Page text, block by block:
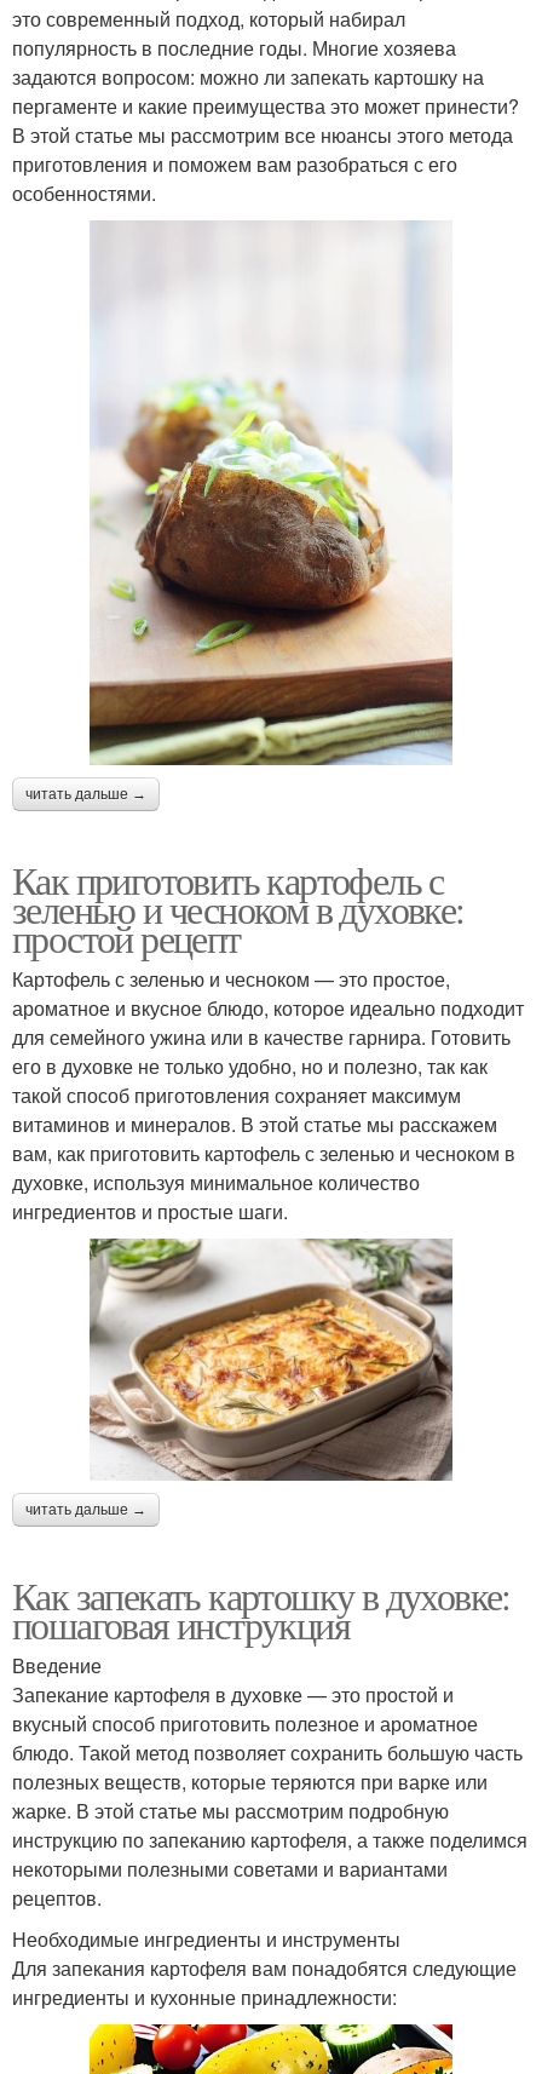
это современный подход, который набирал
популярность в последние годы. Многие хозяева
задаются вопросом: можно ли запекать картошку на
пергаменте и какие преимущества это может принести?
В этой статье мы рассмотрим все нюансы этого метода
приготовления и поможем вам разобраться с его
особенностями.
читать дальше →
Как приготовить картофель с
зеленью и чесноком в духовке:
простой рецепт
Картофель с зеленью и чесноком — это простое,
ароматное и вкусное блюдо, которое идеально подходит
для семейного ужина или в качестве гарнира. Готовить
его в духовке не только удобно, но и полезно, так как
такой способ приготовления сохраняет максимум
витаминов и минералов. В этой статье мы расскажем
вам, как приготовить картофель с зеленью и чесноком в
духовке, используя минимальное количество
ингредиентов и простые шаги.
читать дальше →
Как запекать картошку в духовке:
пошаговая инструкция
Введение
Запекание картофеля в духовке — это простой и
вкусный способ приготовить полезное и ароматное
блюдо. Такой метод позволяет сохранить большую часть
полезных веществ, которые теряются при варке или
жарке. В этой статье мы рассмотрим подробную
инструкцию по запеканию картофеля, а также поделимся
некоторыми полезными советами и вариантами
рецептов.
Необходимые ингредиенты и инструменты
Для запекания картофеля вам понадобятся следующие
ингредиенты и кухонные принадлежности: